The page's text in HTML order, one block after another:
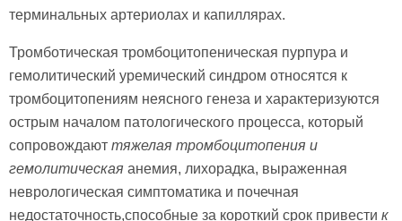
терминальных артериолах и капиллярах.
Тромботическая тромбоцитопеническая пурпура и
гемолитический уремический синдром относятся к
тромбоцитопениям неясного генеза и характеризуются
острым началом патологического процесса, который
сопровождают тяжелая тромбоцитопения и
гемолитическая анемия, лихорадка, выраженная
неврологическая симптоматика и почечная
недостаточность,способные за короткий срок привести к